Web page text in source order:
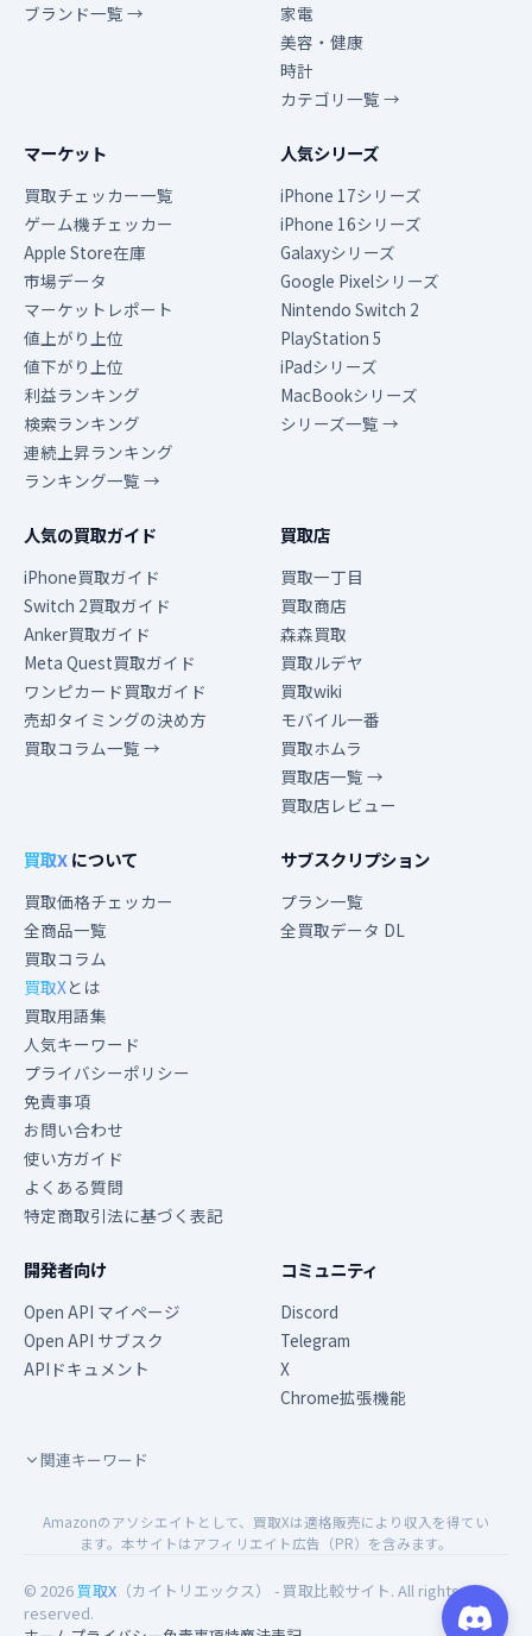
ブランド一覧 →
家電
美容・健康
時計
カテゴリ一覧 →
マーケット
買取チェッカー一覧
ゲーム機チェッカー
Apple Store在庫
市場データ
マーケットレポート
値上がり上位
値下がり上位
利益ランキング
検索ランキング
連続上昇ランキング
ランキング一覧 →
人気シリーズ
iPhone 17シリーズ
iPhone 16シリーズ
Galaxyシリーズ
Google Pixelシリーズ
Nintendo Switch 2
PlayStation 5
iPadシリーズ
MacBookシリーズ
シリーズ一覧 →
人気の買取ガイド
iPhone買取ガイド
Switch 2買取ガイド
Anker買取ガイド
Meta Quest買取ガイド
ワンピカード買取ガイド
売却タイミングの決め方
買取コラム一覧 →
買取店
買取一丁目
買取商店
森森買取
買取ルデヤ
買取wiki
モバイル一番
買取ホムラ
買取店一覧 →
買取店レビュー
買取Xについて
買取価格チェッカー
全商品一覧
買取コラム
買取Xとは
買取用語集
人気キーワード
プライバシーポリシー
免責事項
お問い合わせ
使い方ガイド
よくある質問
特定商取引法に基づく表記
サブスクリプション
プラン一覧
全買取データ DL
開発者向け
Open API マイページ
Open API サブスク
APIドキュメント
コミュニティ
Discord
Telegram
X
Chrome拡張機能
関連キーワード
Amazonのアソシエイトとして、買取Xは適格販売により収入を得てい
ます。本サイトはアフィリエイト広告（PR）を含みます。
© 2026 買取X （カイトリエックス） - 買取比較サイト. All rights
reserved.